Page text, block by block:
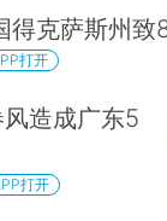
得克萨斯州致
打开
风造成广东5
打开